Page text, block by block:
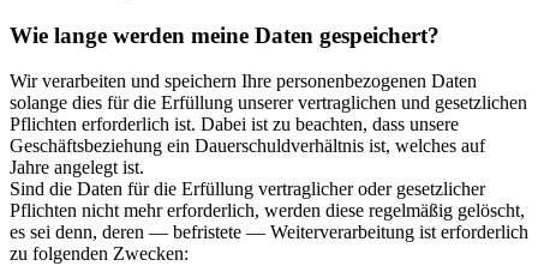
Wie lange werden meine Daten gespeichert?
Wir verarbeiten und speichern Ihre personenbezogenen Daten
solange dies für die Erfüllung unserer vertraglichen und gesetzlichen
Pflichten erforderlich ist. Dabei ist zu beachten, dass unsere
Geschäftsbeziehung ein Dauerschuldverhältnis ist, welches auf
Jahre angelegt ist.
Sind die Daten für die Erfüllung vertraglicher oder gesetzlicher
Pflichten nicht mehr erforderlich, werden diese regelmäßig gelöscht,
es sei denn, deren — befristete — Weiterverarbeitung ist erforderlich
zu folgenden Zwecken: